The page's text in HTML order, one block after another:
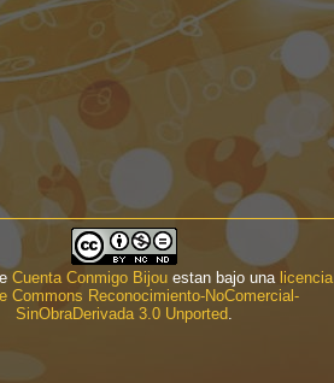
Cuenta Conmigo Bijouestan bajo una licencia
Commons Reconocimiento-NoComercial-
SinObraDerivada 3.0 Unported.